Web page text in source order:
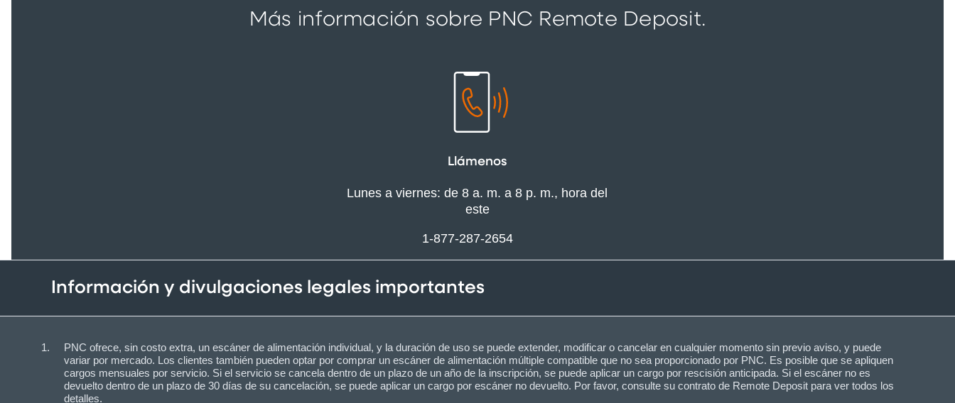
Más información sobre PNC Remote Deposit.
Llámenos
Lunes a viernes: de 8 a. m. a 8 p. m., hora del
este
1-877-287-2654
Información y divulgaciones legales importantes
PNC ofrece, sin costo extra, un escáner de alimentación individual, y la duración de uso se puede extender, modificar o cancelar en cualquier momento sin previo aviso, y puede
variar por mercado. Los clientes también pueden optar por comprar un escáner de alimentación múltiple compatible que no sea proporcionado por PNC. Es posible que se apliquen
cargos mensuales por servicio. Si el servicio se cancela dentro de un plazo de un año de la inscripción, se puede aplicar un cargo por rescisión anticipada. Si el escáner no es
devuelto dentro de un plazo de 30 días de su cancelación, se puede aplicar un cargo por escáner no devuelto. Por favor, consulte su contrato de Remote Deposit para ver todos los
detalles.